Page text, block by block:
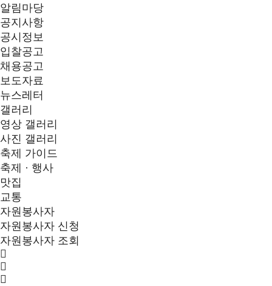
알림마당
공지사항
공시정보
입찰공고
채용공고
보도자료
뉴스레터
갤러리
영상 갤러리
사진 갤러리
축제 가이드
축제 · 행사
맛집
교통
자원봉사자
자원봉사자 신청
자원봉사자 조회